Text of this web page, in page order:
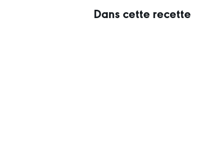
Dans cette recette